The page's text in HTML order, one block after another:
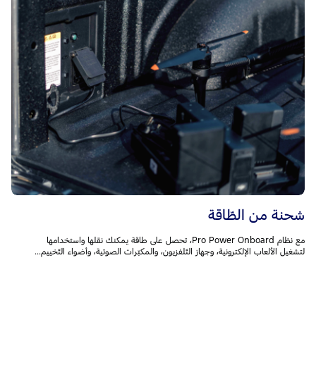
شحنة من الطّاقة
مع نظام Pro Power Onboard، تحصل على طاقة يمكنك نقلها واستخدامها
لتشغيل الألعاب الإلكترونية، وجهاز التّلفزيون، والمكبّرات الصوتية، وأضواء التّخييم...